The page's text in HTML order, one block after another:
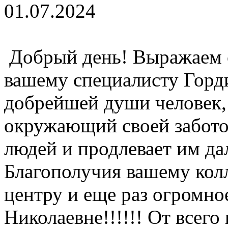
01.07.2024
Добрый день! Выражаем
вашему специалисту
добрейшей души
окружающий своей
людей и продлевает им
Благополучия вашему
центру и еще раз
Николаевне!!!!!! От